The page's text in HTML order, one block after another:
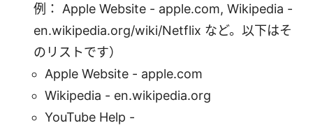
例： Apple Website - apple.com, Wikipedia -
en.wikipedia.org/wiki/Netflix など。以下はそ
のリストです）
Apple Website - apple.com
Wikipedia - en.wikipedia.org
YouTube Help -